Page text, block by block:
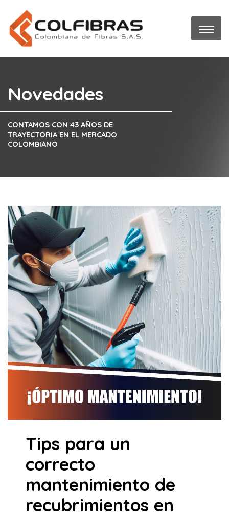
Novedades
CONTAMOS CON 43 AÑOS DE
TRAYECTORIA EN EL MERCADO
COLOMBIANO
Tips para un
correcto
mantenimiento de
recubrimientos en